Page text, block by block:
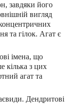
завдяки його
вигляд
та гілок. Агат є
імена, що
кілька з цих
агат та
Дендритові